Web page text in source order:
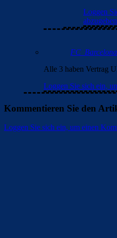
Loggen
abzugeben
Alle 3 haben Vertrag
Loggen Sie sich ein,
Kommentieren Sie den
Loggen Sie sich ein, um einen